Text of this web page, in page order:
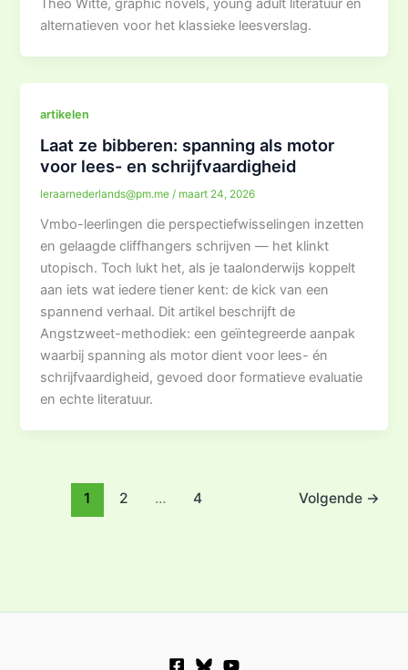
Theo Witte, graphic novels, young adult literatuur en
alternatieven voor het klassieke leesverslag.
artikelen
Laat ze bibberen: spanning als motor
voor lees- en schrijfvaardigheid
leraarnederlands@pm.me/ maart 24, 2026
Vmbo-leerlingen die perspectiefwisselingen inzetten
en gelaagde cliffhangers schrijven — het klinkt
utopisch. Toch lukt het, als je taalonderwijs koppelt
aan iets wat iedere tiener kent: de kick van een
spannend verhaal. Dit artikel beschrijft de
Angstzweet-methodiek: een geïntegreerde aanpak
waarbij spanning als motor dient voor lees- én
schrijfvaardigheid, gevoed door formatieve evaluatie
en echte literatuur.
1 2 … 4 Volgende →